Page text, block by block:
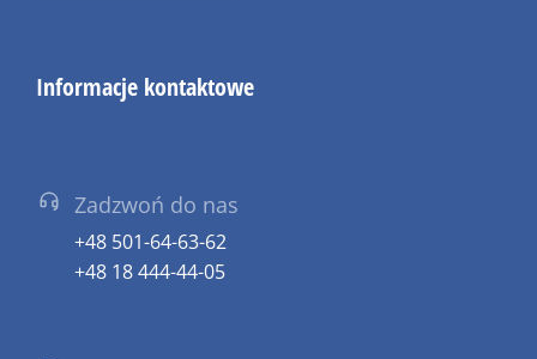
Informacje kontaktowe
Zadzwoń do nas
+48 501-64-63-62
+48 18 444-44-05